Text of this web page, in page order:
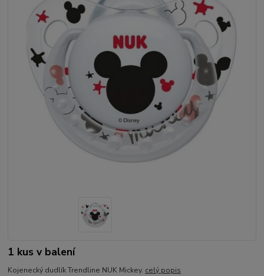
1 kus v balení
Kojenecký dudlík Trendline NUK Mickey. celý popis